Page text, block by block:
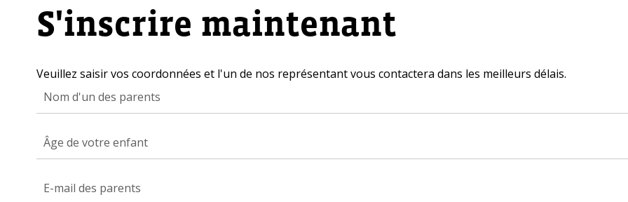
S'inscrire maintenant
Veuillez saisir vos coordonnées et l'un de nos représentant vous contactera dans les meilleurs délais.
Âge de votre enfant